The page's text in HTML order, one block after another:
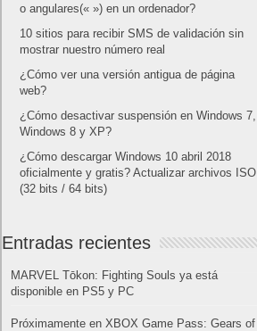
o angulares(« ») en un ordenador?
10 sitios para recibir SMS de validación sin
mostrar nuestro número real
¿Cómo ver una versión antigua de página
web?
¿Cómo desactivar suspensión en Windows 7,
Windows 8 y XP?
¿Cómo descargar Windows 10 abril 2018
oficialmente y gratis? Actualizar archivos ISO
(32 bits / 64 bits)
Entradas recientes
MARVEL Tōkon: Fighting Souls ya está
disponible en PS5 y PC
Próximamente en XBOX Game Pass: Gears of